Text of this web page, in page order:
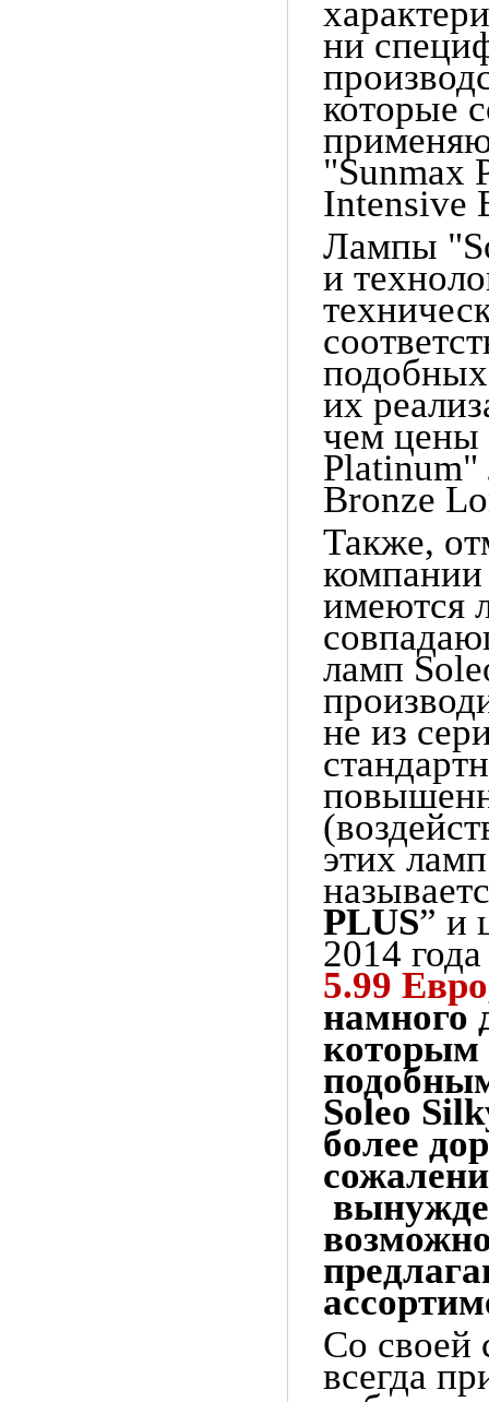
ни
которые
"Sunmax
Intensive
Лампы
и
их
чем
Platinum"
Bronze
Также,
имеются
ламп
не из
этих
PLUS” и
2014
5.99
намного
которым
Soleo
более
Со своей
всегда